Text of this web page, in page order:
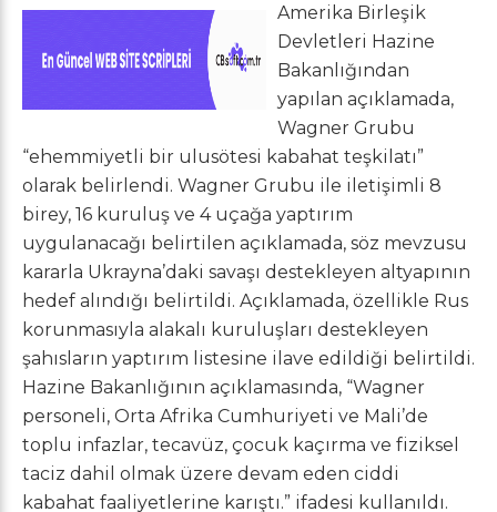
Amerika Birleşik
Devletleri Hazine
Bakanlığından
yapılan açıklamada,
Wagner Grubu
“ehemmiyetli bir ulusötesi kabahat teşkilatı”
olarak belirlendi. Wagner Grubu ile iletişimli 8
birey, 16 kuruluş ve 4 uçağa yaptırım
uygulanacağı belirtilen açıklamada, söz mevzusu
kararla Ukrayna’daki savaşı destekleyen altyapının
hedef alındığı belirtildi. Açıklamada, özellikle Rus
korunmasıyla alakalı kuruluşları destekleyen
şahısların yaptırım listesine ilave edildiği belirtildi.
Hazine Bakanlığının açıklamasında, “Wagner
personeli, Orta Afrika Cumhuriyeti ve Mali’de
toplu infazlar, tecavüz, çocuk kaçırma ve fiziksel
taciz dahil olmak üzere devam eden ciddi
kabahat faaliyetlerine karıştı.” ifadesi kullanıldı.